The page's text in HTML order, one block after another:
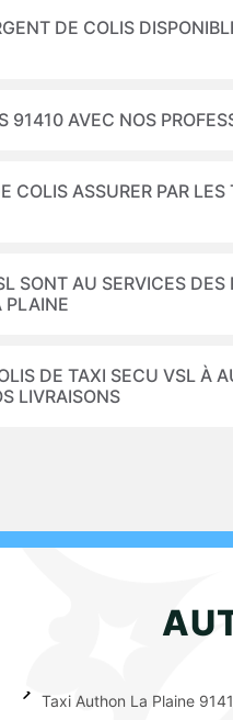
DE COLIS
91410 AVEC NOS
COLIS ASSURER PAR
SONT AU SERVICES DES
PLAINE
DE TAXI SECU VSL À
LIVRAISONS
Taxi Authon La Plaine